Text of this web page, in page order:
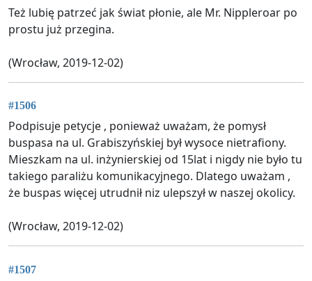
Też lubię patrzeć jak świat płonie, ale Mr. Nippleroar po
prostu już przegina.
(Wrocław, 2019-12-02)
#1506
Podpisuje petycje , ponieważ uważam, że pomysł
buspasa na ul. Grabiszyńskiej był wysoce nietrafiony.
Mieszkam na ul. inżynierskiej od 15lat i nigdy nie było tu
takiego paraliżu komunikacyjnego. Dlatego uważam ,
że buspas więcej utrudnił niz ulepszył w naszej okolicy.
(Wrocław, 2019-12-02)
#1507